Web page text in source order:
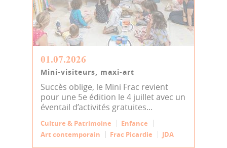
01.07.2026
Mini-visiteurs, maxi-art
Succès oblige, le Mini Frac revient
pour une 5e édition le 4 juillet avec un
éventail d’activités gratuites...
Culture & Patrimoine
Enfance
Art contemporain
Frac Picardie JDA